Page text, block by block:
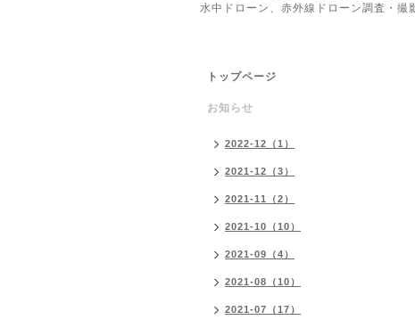
水中ドローン、赤外線ドローン調査・撮
トップページ
お知らせ
2022-12（1）
2021-12（3）
2021-11（2）
2021-10（10）
2021-09（4）
2021-08（10）
2021-07（17）